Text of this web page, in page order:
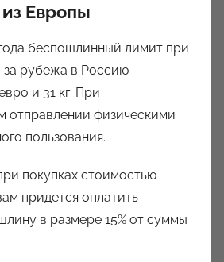
из Европы
беспошлинный лимит при
за рубежа в Россию
и 31 кг. При
отправлении физическими
пользования.
покупках стоимостью
придется оплатить
в размере 15% от суммы